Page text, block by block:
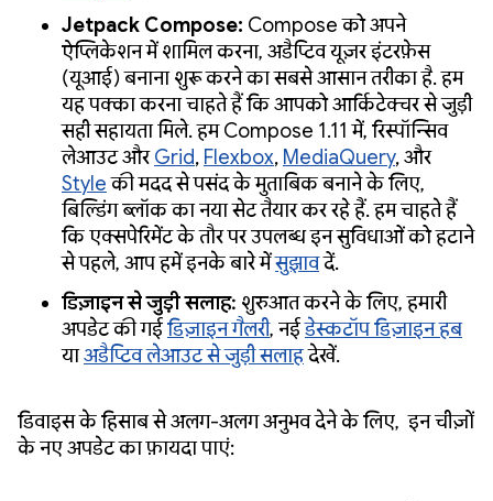
Jetpack Compose: Compose को अपने
ऐप्लिकेशन में शामिल करना, अडैप्टिव यूज़र इंटरफ़ेस
(यूआई) बनाना शुरू करने का सबसे आसान तरीका है. हम
यह पक्का करना चाहते हैं कि आपको आर्किटेक्चर से जुड़ी
सही सहायता मिले. हम Compose 1.11 में, रिस्पॉन्सिव
लेआउट औरGrid, Flexbox, MediaQuery, और
Styleकी मदद से पसंद के मुताबिक बनाने के लिए,
बिल्डिंग ब्लॉक का नया सेट तैयार कर रहे हैं. हम चाहते हैं
कि एक्सपेरिमेंट के तौर पर उपलब्ध इन सुविधाओं को हटाने
से पहले, आप हमें इनके बारे मेंसुझावदें.
डिज़ाइन से जुड़ी सलाह: शुरुआत करने के लिए, हमारी
अपडेट की गईडिज़ाइन गैलरी, नईडेस्कटॉप डिज़ाइन हब
याअडैप्टिव लेआउट से जुड़ी सलाहदेखें.
डिवाइस के हिसाब से अलग-अलग अनुभव देने के लिए, इन चीज़ों
के नए अपडेट का फ़ायदा पाएं: